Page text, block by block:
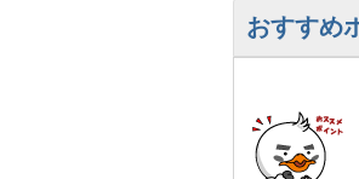
おすすめ